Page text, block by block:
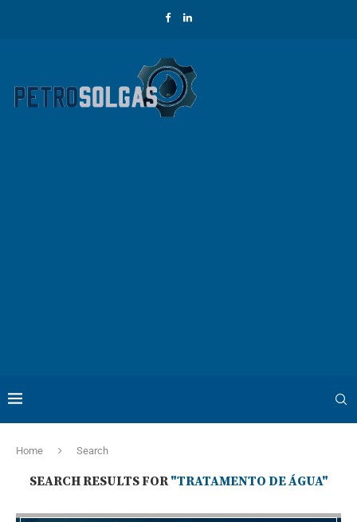
Home Search
SEARCH RESULTS FOR "TRATAMENTO DE ÁGUA"